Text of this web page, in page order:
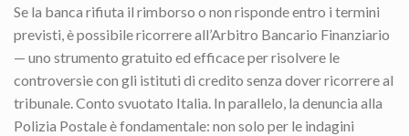
Se la banca rifiuta il rimborso o non risponde entro i termini
previsti, è possibile ricorrere all’Arbitro Bancario Finanziario
— uno strumento gratuito ed efficace per risolvere le
controversie con gli istituti di credito senza dover ricorrere al
tribunale. Conto svuotato Italia. In parallelo, la denuncia alla
Polizia Postale è fondamentale: non solo per le indagini